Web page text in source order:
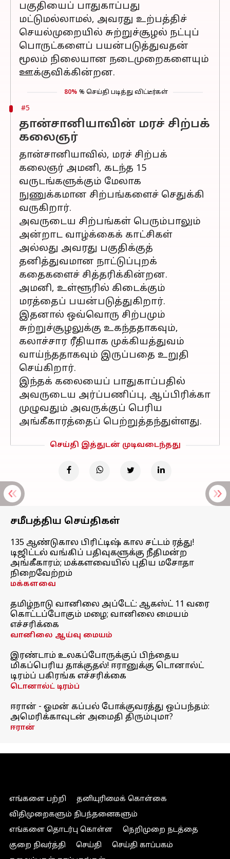
பகுதியைப் பாதுகாப்பது
மட்டுமல்லாமல், அவரது உற்பத்திச்
செயல்முறையில் சுற்றுச்சூழல் நட்புப்
பொருட்களைப் பயன்படுத்துவதன்
மூலம் நிலையான நடைமுறைகளையும்
ஊக்குவிக்கின்றன.
80% % செய்தி படித்து விட்டீர்கள்
#5
தான்சானியாவின் மரச் சிற்பக்
கலைஞர்
தான்சானியாவில், மரச் சிற்பக்
கலைஞர் அமனி, கடந்த 15
வருடங்களுக்கும் மேலாக
நுணுக்கமான சிற்பங்களைச் செதுக்கி
வருகிறார்.
அவருடைய சிற்பங்கள் பெரும்பாலும்
அன்றாட வாழ்க்கைக் காட்சிகள்
அல்லது அவரது பகுதிக்குத்
தனித்துவமான நாட்டுப்புறக்
கதைகளைச் சித்தரிக்கின்றன.
அமனி, உள்ளூரில் கிடைக்கும்
மரத்தைப் பயன்படுத்துகிறார்.
இதனால் ஒவ்வொரு சிற்பமும்
சுற்றுச்சூழலுக்கு உகந்ததாகவும்,
கலாச்சார ரீதியாக முக்கியத்துவம்
வாய்ந்ததாகவும் இருப்பதை உறுதி
செய்கிறார்.
இந்தக் கலையைப் பாதுகாப்பதில்
அவருடைய அர்ப்பணிப்பு, ஆப்பிரிக்கா
முழுவதும் அவருக்குப் பெரிய
அங்கீகாரத்தைப் பெற்றுத்தந்துள்ளது.
செய்தி இத்துடன் முடிவடைந்தது
சமீபத்திய செய்திகள்
135 ஆண்டுகால பிரிட்டிஷ் கால சட்டம் ரத்து!
டிஜிட்டல் வங்கிப் பதிவுகளுக்கு நீதிமன்ற
அங்கீகாரம்; மக்களவையில் புதிய மசோதா
நிறைவேற்றம்
மக்களவை
தமிழ்நாடு வானிலை அப்டேட்: ஆகஸ்ட் 11 வரை
கொட்டப்போகும் மழை; வானிலை மையம்
எச்சரிக்கை
வானிலை ஆய்வு மையம்
இரண்டாம் உலகப்போருக்குப் பிந்தைய
மிகப்பெரிய தாக்குதல்! ஈரானுக்கு டொனால்ட்
டிரம்ப் பகிரங்க எச்சரிக்கை
டொனால்ட் டிரம்ப்
ஈரான் - ஓமன் கப்பல் போக்குவரத்து ஒப்பந்தம்:
அமெரிக்காவுடன் அமைதி திரும்புமா?
ஈரான்
எங்களை பற்றி
தனியுரிமைக் கொள்கை
விதிமுறைகளும் நிபந்தனைகளும்
எங்களை தொடர்பு கொள்ள
நெறிமுறை நடத்தை
குறை நிவர்த்தி
செய்தி
செய்தி காப்பகம்